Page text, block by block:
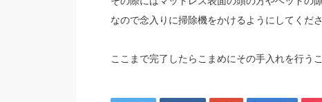
なので念入りに掃除機をかけるようにしてくださ
ここまで完了したらこまめにその手入れを行う